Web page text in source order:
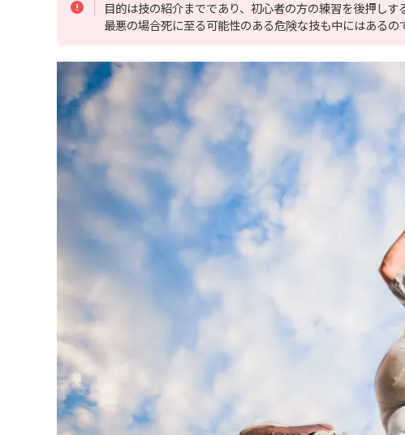
目的は技の紹介までであり、初心者の方の練習を後押しす
最悪の場合死に至る可能性のある危険な技も中にはあるの